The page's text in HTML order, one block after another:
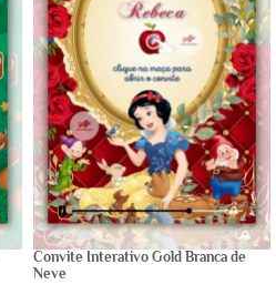
Convite Interativo Gold Branca de
Neve